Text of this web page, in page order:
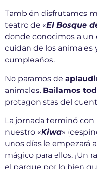
También disfrutamos
teatro de «El Bosque
donde conocimos a un
cuidan de los animales
cumpleaños.
No paramos de
animales. Bailamos
protagonistas del
La jornada terminó con
nuestro «Kiwa»
unos días le empezará
mágico para ellos. ¡Un
el parque por lo bien